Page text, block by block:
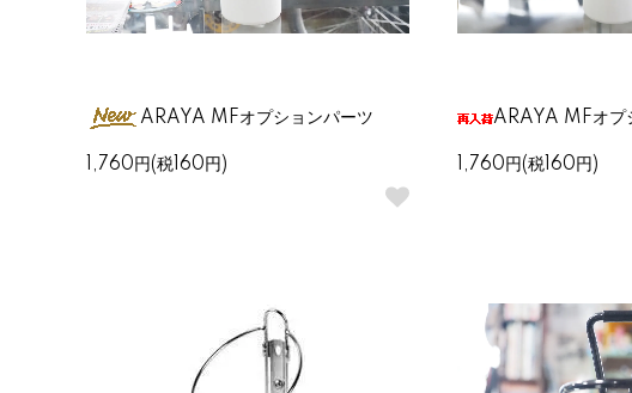
ARAYA MFオプションパーツ
1,760円(税160円)
ARAYA MFオプ
1,760円(税160円)